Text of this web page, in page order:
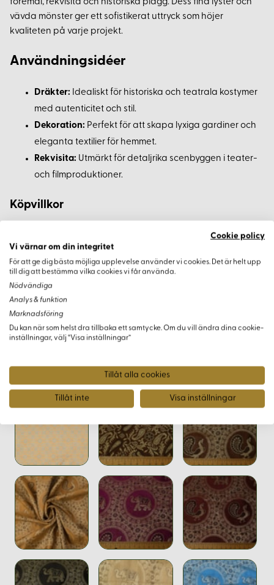
föremål, rekvisita och historiska plagg. Dess fina lyster och
vävda mönster ger ett sofistikerat uttryck som höjer
kvaliteten på varje projekt.
Användningsidéer
Dräkter: Idealiskt för historiska och teatrala kostymer
med autenticitet och stil.
Dekoration: Perfekt för att skapa lyxiga gardiner och
eleganta textilier för hemmet.
Rekvisita: Utmärkt för detaljrika scenbyggen i teater-
och filmproduktioner.
Köpvillkor
mängden efter projekts behov. Rullarnas längd varierar
mellan 6 och 15 meter, och vid större beställningar kan
leveransen delas upp. Priserna anges per hel meter.
Varianter
Cookie policy
Vi värnar om din integritet
För att ge dig bästa möjliga upplevelse använder vi cookies. Det är helt upp
till dig att bestämma vilka cookies vi får använda.
Nödvändiga
Analys & funktion
Marknadsföring
Du kan när som helst dra tillbaka ett samtycke. Om du vill ändra dina cookie-
inställningar, välj “Visa inställningar”
Tillåt alla cookies
Tillåt inte Visa inställningar